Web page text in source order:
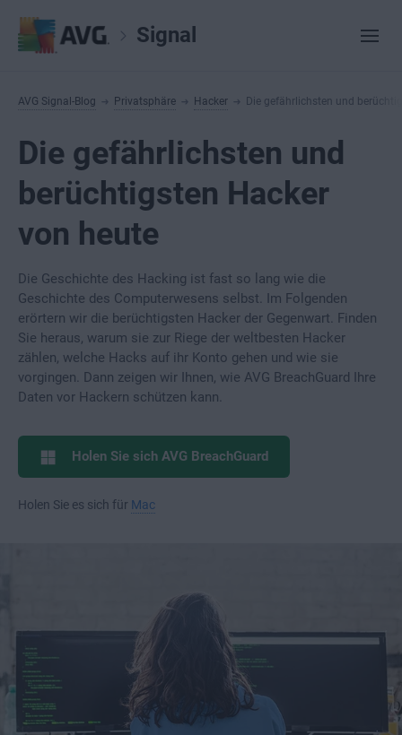
Signal
AVG Signal-Blog Privatsphäre Hacker Die gefährlichsten und
Die gefährlichsten und
berüchtigsten Hacker
von heute
Die Geschichte des Hacking ist fast so lang wie die
Geschichte des Computerwesens selbst. Im Folgenden
erörtern wir die berüchtigsten Hacker der Gegenwart. Finden
Sie heraus, warum sie zur Riege der weltbesten Hacker
zählen, welche Hacks auf ihr Konto gehen und wie sie
vorgingen. Dann zeigen wir Ihnen, wie AVG BreachGuard Ihre
Daten vor Hackern schützen kann.
Holen Sie sich AVG BreachGuard
Holen Sie es sich für Mac